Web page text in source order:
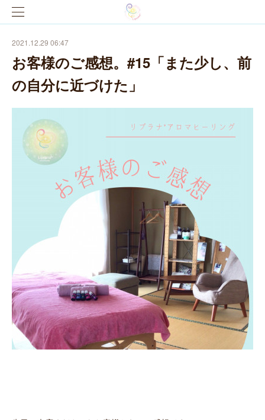
2021.12.29 06:47
お客様のご感想。#15「また少し、前
の自分に近づけた」